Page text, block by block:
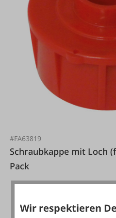
#FA63819
Schraubkappe mit Loch
Pack
Wir respektieren